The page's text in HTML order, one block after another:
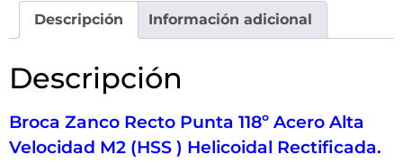
Descripción Información adicional
Descripción
Broca Zanco Recto Punta 118º Acero Alta
Velocidad M2 (HSS ) Helicoidal Rectificada.